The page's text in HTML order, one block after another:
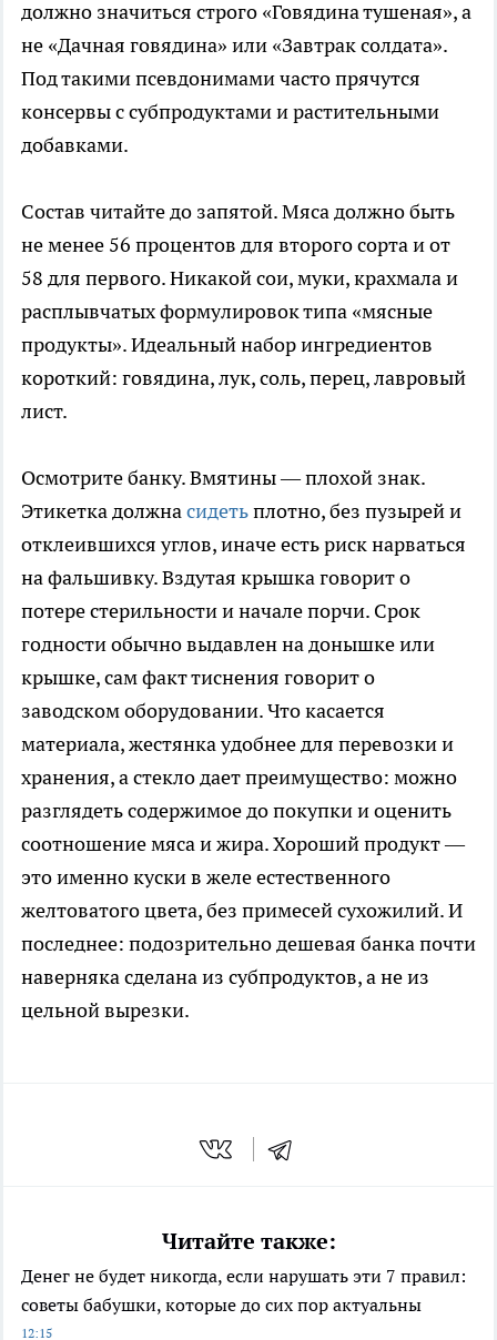
должно значиться строго «Говядина тушеная», а
не «Дачная говядина» или «Завтрак солдата».
Под такими псевдонимами часто прячутся
консервы с субпродуктами и растительными
добавками.
Состав читайте до запятой. Мяса должно быть
не менее 56 процентов для второго сорта и от
58 для первого. Никакой сои, муки, крахмала и
расплывчатых формулировок типа «мясные
продукты». Идеальный набор ингредиентов
короткий: говядина, лук, соль, перец, лавровый
лист.
Осмотрите банку. Вмятины — плохой знак.
Этикетка должнасидетьплотно, без пузырей и
отклеившихся углов, иначе есть риск нарваться
на фальшивку. Вздутая крышка говорит о
потере стерильности и начале порчи. Срок
годности обычно выдавлен на донышке или
крышке, сам факт тиснения говорит о
заводском оборудовании. Что касается
материала, жестянка удобнее для перевозки и
хранения, а стекло дает преимущество: можно
разглядеть содержимое до покупки и оценить
соотношение мяса и жира. Хороший продукт —
это именно куски в желе естественного
желтоватого цвета, без примесей сухожилий. И
последнее: подозрительно дешевая банка почти
наверняка сделана из субпродуктов, а не из
цельной вырезки.
Читайте также:
Денег не будет никогда, если нарушать эти 7 правил:
советы бабушки, которые до сих пор актуальны
12:15